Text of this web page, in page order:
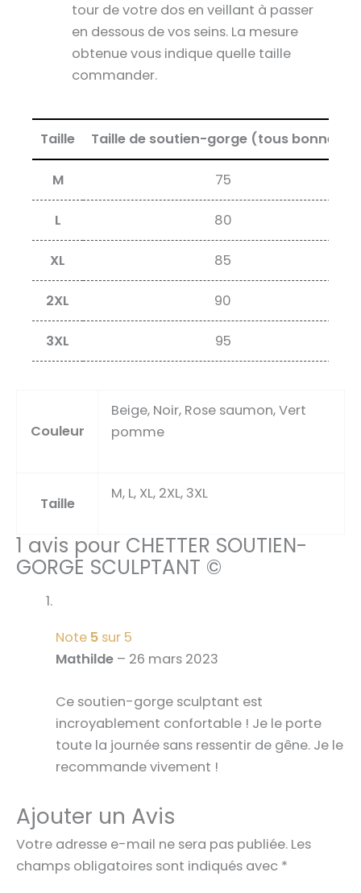
tour de votre dos en veillant à passer
en dessous de vos seins. La mesure
obtenue vous indique quelle taille
commander.
Taille Taille de soutien-gorge (tous bonnets)
M 75
L 80
XL 85
2XL 90
3XL 95
Couleur
Beige, Noir, Rose saumon, Vert
pomme
Taille
M, L, XL, 2XL, 3XL
1 avis pour CHETTER SOUTIEN-
GORGE SCULPTANT ©
Note 5 sur 5
Mathilde – 26 mars 2023
Ce soutien-gorge sculptant est
incroyablement confortable ! Je le porte
toute la journée sans ressentir de gêne. Je le
recommande vivement !
Ajouter un Avis
Votre adresse e-mail ne sera pas publiée. Les
champs obligatoires sont indiqués avec *